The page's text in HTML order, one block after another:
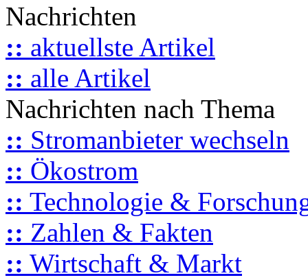
Nachrichten
:: aktuellste Artikel
:: alle Artikel
Nachrichten nach Thema
:: Stromanbieter wechseln
:: Ökostrom
:: Technologie &
:: Zahlen & Fakten
:: Wirtschaft & Markt